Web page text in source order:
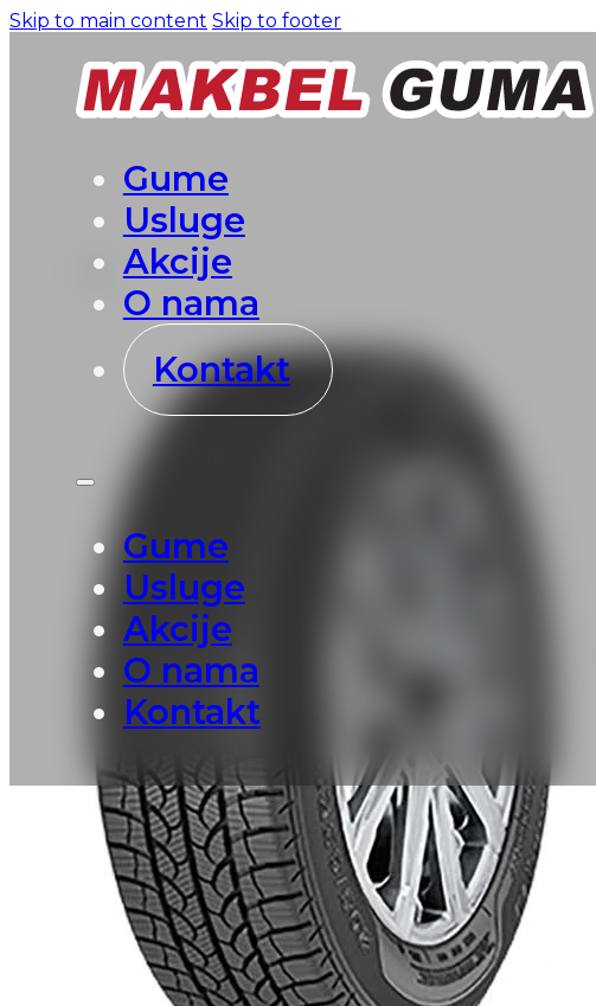
Skip to main content Skip to footer
Gume
Usluge
Akcije
O nama
Kontakt
Gume
Usluge
Akcije
O nama
Kontakt